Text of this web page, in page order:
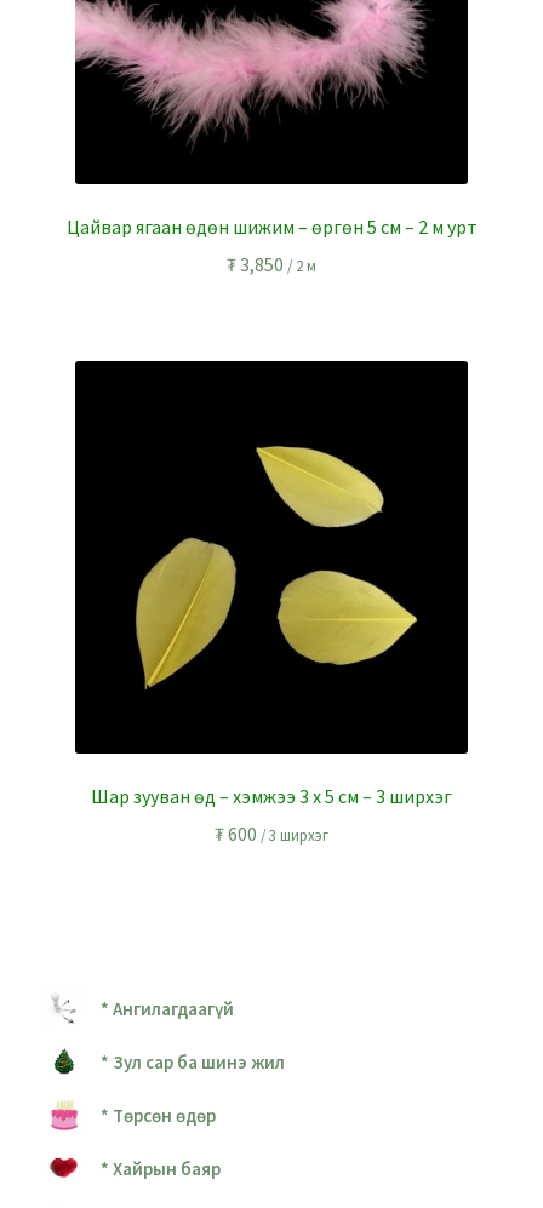
Цайвар ягаан өдөн шижим – өргөн 5 см – 2 м урт
₮3,850 / 2 м
Шар зууван өд – хэмжээ 3 x 5 см – 3 ширхэг
₮600 / 3 ширхэг
* Ангилагдаагүй
* Зул сар ба шинэ жил
* Төрсөн өдөр
* Хайрын баяр